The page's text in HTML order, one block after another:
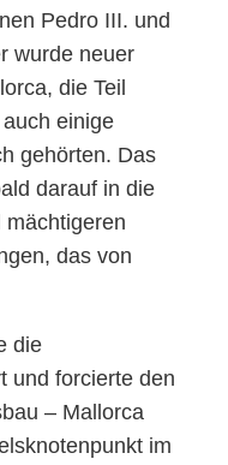
Pedro III. und
wurde neuer
die Teil
einige
gehörten. Das
darauf in die
mächtigeren
das von
die
und forcierte den
– Mallorca
im